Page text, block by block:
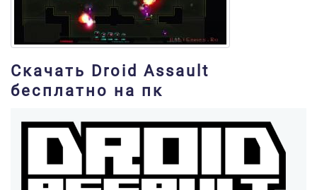
Скачать Droid Assault
бесплатно на пк